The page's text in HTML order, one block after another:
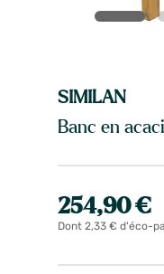
SIMILAN
Banc en
254,90 €
Dont 2,33 € d'éco-